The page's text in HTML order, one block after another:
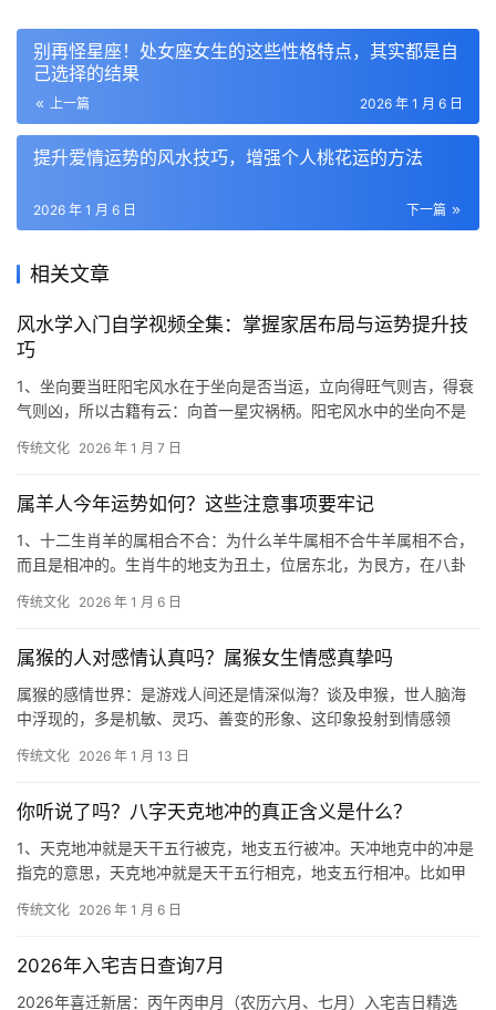
别再怪星座！处女座女生的这些性格特点，其实都是自
己选择的结果
上一篇 2026 年 1 月 6 日
提升爱情运势的风水技巧，增强个人桃花运的方法
下一篇
2026 年 1 月 6 日
相关文章
风水学入门自学视频全集：掌握家居布局与运势提升技
巧
1、坐向要当旺阳宅风水在于坐向是否当运，立向得旺气则吉，得衰
气则凶，所以古籍有云：向首一星灾祸柄。阳宅风水中的坐向不是
传统文化 2026 年 1 月 7 日
属羊人今年运势如何？这些注意事项要牢记
1、十二生肖羊的属相合不合：为什么羊牛属相不合牛羊属相不合，
而且是相冲的。生肖牛的地支为丑土，位居东北，为艮方，在八卦
传统文化 2026 年 1 月 6 日
属猴的人对感情认真吗？属猴女生情感真挚吗
属猴的感情世界：是游戏人间还是情深似海？谈及申猴，世人脑海
中浮现的，多是机敏、灵巧、善变的形象、这印象投射到情感领
传统文化 2026 年 1 月 13 日
你听说了吗？八字天克地冲的真正含义是什么？
1、天克地冲就是天干五行被克，地支五行被冲。天冲地克中的冲是
指克的意思，天克地冲就是天干五行相克，地支五行相冲。比如甲
传统文化 2026 年 1 月 6 日
2026年入宅吉日查询7月
2026年喜迁新居：丙午丙申月（农历六月、七月）入宅吉日精选